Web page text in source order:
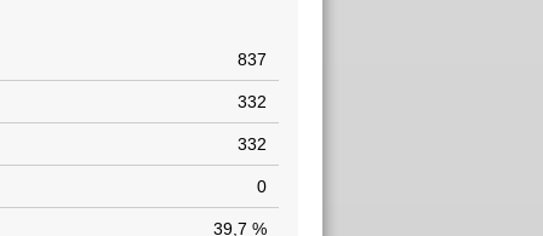
837
332
332
0
39,7 %